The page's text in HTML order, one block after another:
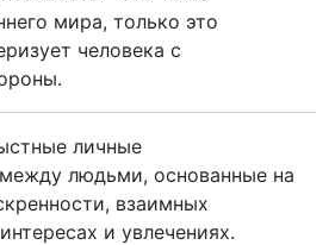
мира, только это
человека с
личные
людьми, основанные на
взаимных
и увлечениях.